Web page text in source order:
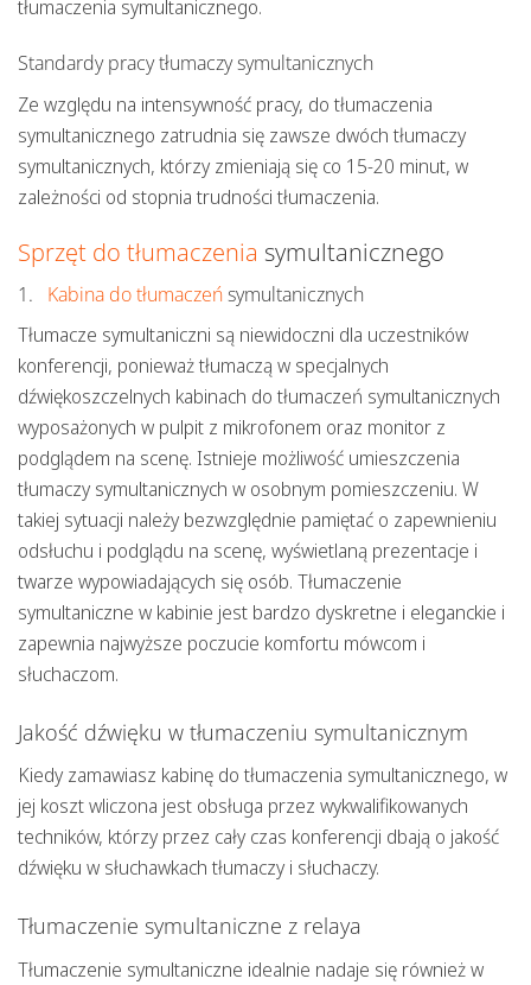
tłumaczenia symultanicznego.
Standardy pracy tłumaczy symultanicznych
Ze względu na intensywność pracy, do tłumaczenia
symultanicznego zatrudnia się zawsze dwóch tłumaczy
symultanicznych, którzy zmieniają się co 15-20 minut, w
zależności od stopnia trudności tłumaczenia.
Sprzęt do tłumaczenia symultanicznego
1. Kabina do tłumaczeńsymultanicznych
Tłumacze symultaniczni są niewidoczni dla uczestników
konferencji, ponieważ tłumaczą w specjalnych
dźwiękoszczelnych kabinach do tłumaczeń symultanicznych
wyposażonych w pulpit z mikrofonem oraz monitor z
podglądem na scenę. Istnieje możliwość umieszczenia
tłumaczy symultanicznych w osobnym pomieszczeniu. W
takiej sytuacji należy bezwzględnie pamiętać o zapewnieniu
odsłuchu i podglądu na scenę, wyświetlaną prezentacje i
twarze wypowiadających się osób. Tłumaczenie
symultaniczne w kabinie jest bardzo dyskretne i eleganckie i
zapewnia najwyższe poczucie komfortu mówcom i
słuchaczom.
Jakość dźwięku w tłumaczeniu symultanicznym
Kiedy zamawiasz kabinę do tłumaczenia symultanicznego, w
jej koszt wliczona jest obsługa przez wykwalifikowanych
techników, którzy przez cały czas konferencji dbają o jakość
dźwięku w słuchawkach tłumaczy i słuchaczy.
Tłumaczenie symultaniczne z relaya
Tłumaczenie symultaniczne idealnie nadaje się również w